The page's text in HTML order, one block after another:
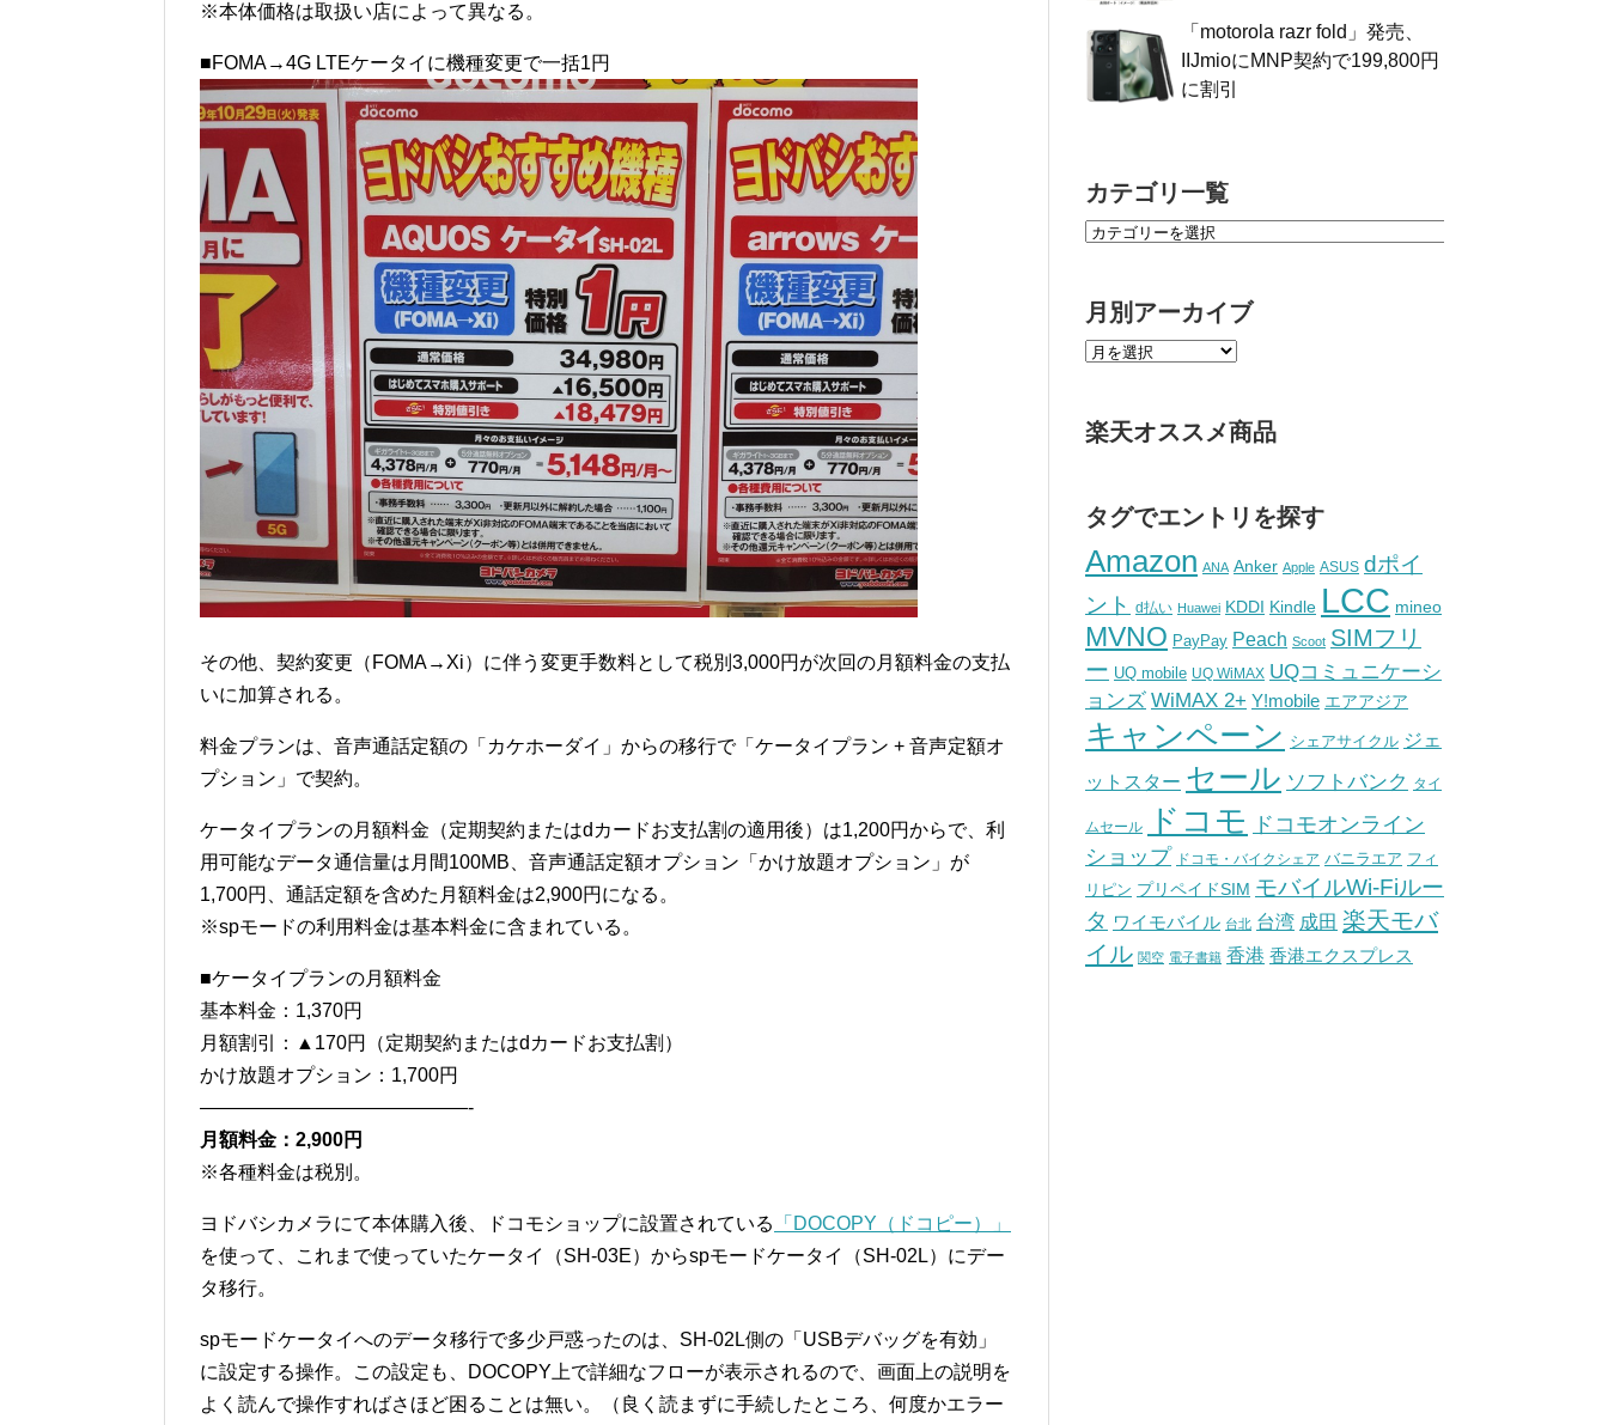
※本体価格は取扱い店によって異なる。
■FOMA→4G LTEケータイに機種変更で一括1円
その他、契約変更（FOMA→Xi）に伴う変更手数料として税別3,000円が次回の月額料金の支払
いに加算される。
料金プランは、音声通話定額の「カケホーダイ」からの移行で「ケータイプラン + 音声定額オ
プション」で契約。
ケータイプランの月額料金（定期契約またはdカードお支払割の適用後）は1,200円からで、利
用可能なデータ通信量は月間100MB、音声通話定額オプション「かけ放題オプション」が
1,700円、通話定額を含めた月額料金は2,900円になる。
※spモードの利用料金は基本料金に含まれている。
■ケータイプランの月額料金
基本料金：1,370円
月額割引：▲170円（定期契約またはdカードお支払割）
かけ放題オプション：1,700円
——————————————-
月額料金：2,900円
※各種料金は税別。
ヨドバシカメラにて本体購入後、ドコモショップに設置されている
「DOCOPY（ドコピー）」
を使って、これまで使っていたケータイ（SH-03E）からspモードケータイ（SH-02L）にデー
タ移行。
spモードケータイへのデータ移行で多少戸惑ったのは、SH-02L側の「USBデバッグを有効」
に設定する操作。この設定も、DOCOPY上で詳細なフローが表示されるので、画面上の説明を
よく読んで操作すればさほど困ることは無い。（良く読まずに手続したところ、何度かエラー
「motorola razr fold」発売、
IIJmioにMNP契約で199,800円
に割引
カテゴリ一覧
月別アーカイブ
楽天オススメ商品
タグでエントリを探す
Amazon ANA Anker Apple ASUS dポイ
ント
d払い Huawei KDDI Kindle LCC mineo
MVNO PayPay Peach Scoot SIMフリ
ー UQ mobile UQ WiMAX UQコミュニケーシ
ョンズ WiMAX 2+ Y!mobile エアアジア
キャンペーン シェアサイクル ジェ
ットスター セール ソフトバンク タイ
ムセール ドコモ
ドコモオンライン
ショップ ドコモ・バイクシェア バニラエア フィ
リピン プリペイドSIM モバイルWi-Fiルー
タ ワイモバイル 台北 台湾 成田 楽天モバ
イル 関空 電子書籍 香港 香港エクスプレス